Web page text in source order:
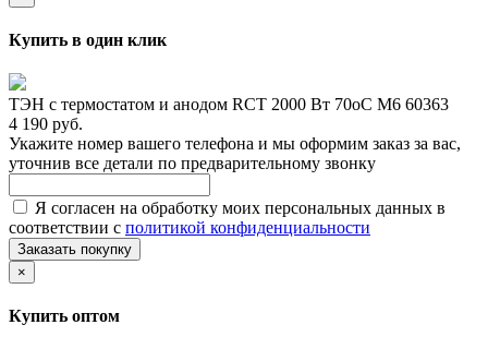
Купить в один клик
ТЭН с термостатом и анодом RCT 2000 Вт 70oС М6 60363
4 190 руб.
Укажите номер вашего телефона и мы оформим заказ за вас,
уточнив все детали по предварительному звонку
Я согласен на обработку моих персональных данных в
соответствии с политикой конфиденциальности
Заказать покупку
×
Купить оптом